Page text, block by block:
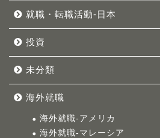
就職・転職活動-日本
投資
未分類
海外就職
海外就職-アメリカ
海外就職-マレーシア